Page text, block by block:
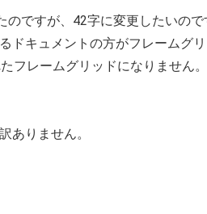
のですが、42字に変更したいの
ドキュメントの方がフレームグ
フレームグリッドになりません。
ありません。